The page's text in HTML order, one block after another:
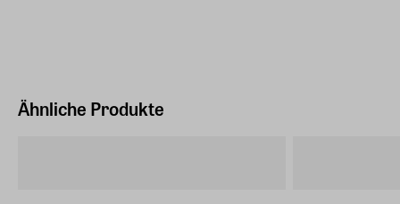
Ähnliche Produkte